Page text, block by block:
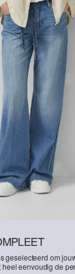
geselecteerd om
eenvoudig de